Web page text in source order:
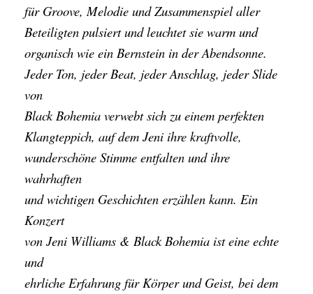
für Groove, Melodie und Zusammenspiel aller
Beteiligten pulsiert und leuchtet sie warm und
organisch wie ein Bernstein in der Abendsonne.
Jeder Ton, jeder Beat, jeder Anschlag, jeder Slide
von
Black Bohemia verwebt sich zu einem perfekten
Klangteppich, auf dem Jeni ihre kraftvolle,
wunderschöne Stimme entfalten und ihre
wahrhaften
und wichtigen Geschichten erzählen kann. Ein
Konzert
von Jeni Williams & Black Bohemia ist eine echte
und
ehrliche Erfahrung für Körper und Geist, bei dem